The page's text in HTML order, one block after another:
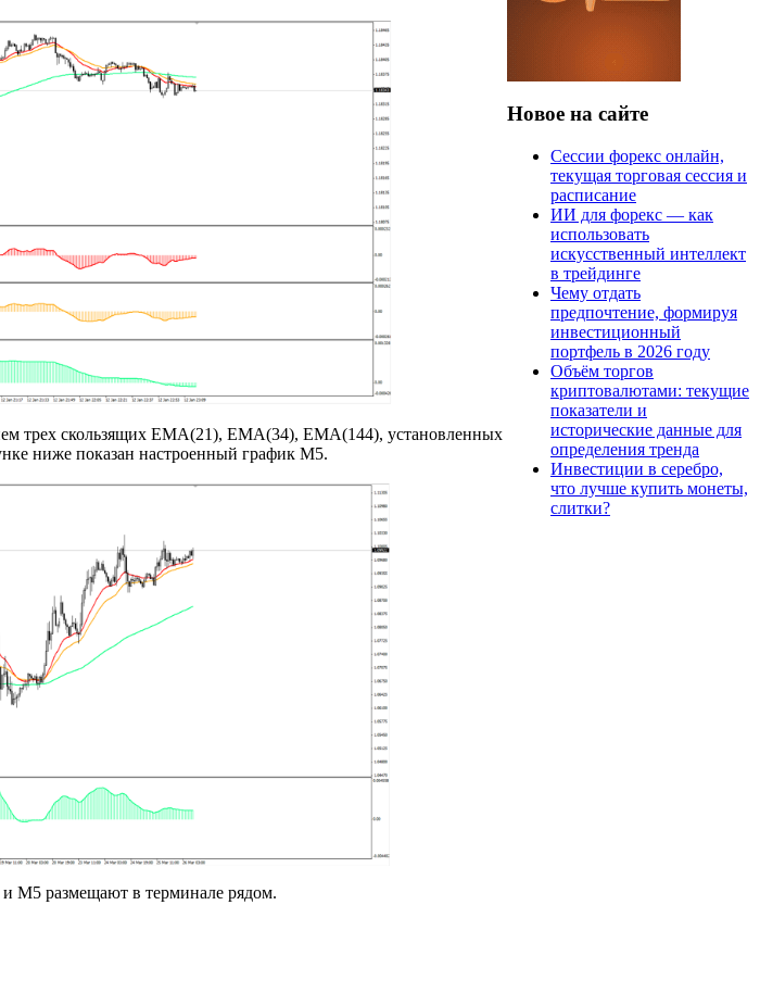
трех скользящих EMA(21), EMA(34), EMA(144), установленных
ниже показан настроенный график М5.
M5 размещают в терминале рядом.
Новое на сайте
Сессии форекс онлайн,
текущая торговая сессия и
расписание
ИИ для форекс — как
использовать
искусственный интеллект
в трейдинге
Чему отдать
предпочтение, формируя
инвестиционный
портфель в 2026 году
Объём торгов
криптовалютами: текущие
показатели и
исторические данные для
определения тренда
Инвестиции в серебро,
что лучше купить монеты,
слитки?